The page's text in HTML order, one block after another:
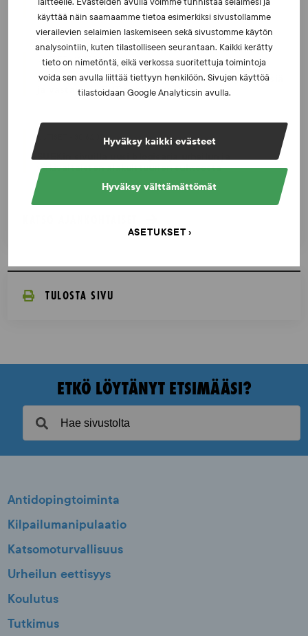
käyttää näin saamaamme tietoa esimerkiksi sivustollamme
vierailevien selaimien laskemiseen sekä sivustomme käytön
analysointiin, kuten tilastolliseen seurantaan. Kaikki kerätty
tieto on nimetöntä, eikä verkossa suoritettuja toimintoja
voida sen avulla liittää tiettyyn henkilöön. Sivujen käyttöä
tilastoidaan Google Analyticsin avulla.
Hyväksy kaikki evästeet
Hyväksy välttämättömät
ASETUKSET
Iljukov SUEKin lääketieteelliseksi asiantuntijaksi
UUTISET - 16.7.2026
Dopingrikkomuspäätösten julkistaminen: kysymyksiä
ja vastauksia EUT:n ratkaisusta
UUTISET - 30.6.2026
SUEKin sivuilla uusi blogisarja urheilun ja
väkivaltaisten alakulttuurien suhteesta
TULOSTA SIVU
ETKÖ LÖYTÄNYT ETSIMÄÄSI?
Antidopingtoiminta
Kilpailumanipulaatio
Katsomoturvallisuus
Urheilun eettisyys
Koulutus
Tutkimus